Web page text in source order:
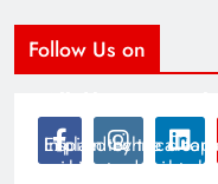
Follow Us on
Inspired by the clean
architecture, this
Explain technical
science and